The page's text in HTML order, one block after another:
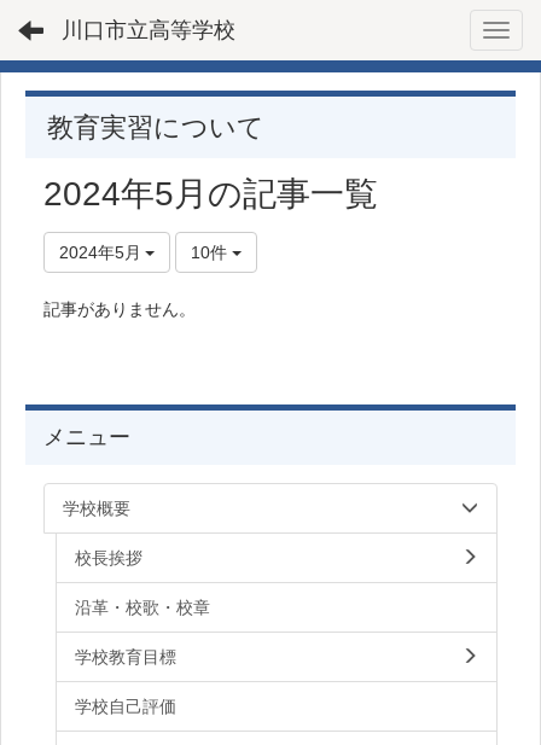
川口市立高等学校
教育実習について
2024年5月の記事一覧
2024年5月 10件
記事がありません。
メニュー
学校概要
校長挨拶
沿革・校歌・校章
学校教育目標
学校自己評価